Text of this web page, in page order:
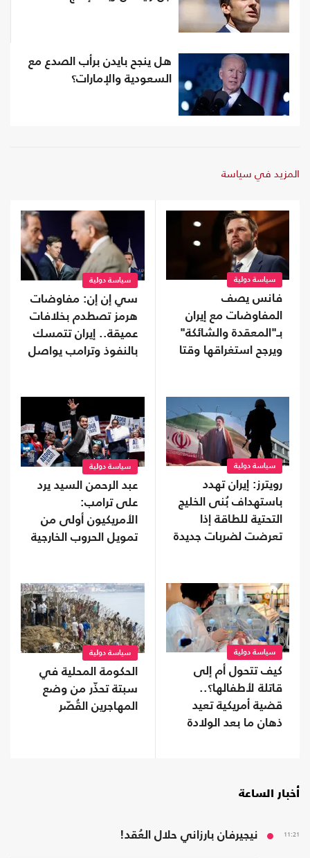
هل ينجح بايدن برأب الصدع مع
السعودية والإمارات؟
المزيد في سياسة
سياسة دولية
فانس يصف
المفاوضات مع إيران
بـ"المعقدة والشائكة"
ويرجح استغراقها وقتا
سياسة دولية
سي إن إن: مفاوضات
هرمز تصطدم بخلافات
عميقة.. إيران تتمسك
بالنفوذ وترامب يواصل
سياسة دولية
رويترز: إيران تهدد
باستهداف بُنى الخليج
التحتية للطاقة إذا
تعرضت لضربات جديدة
سياسة دولية
عبد الرحمن السيد يرد
على ترامب:
الأمريكيون أولى من
تمويل الحروب الخارجية
سياسة دولية
كيف تتحول أم إلى
قاتلة لأطفالها؟..
قضية أمريكية تعيد
ذهان ما بعد الولادة
سياسة دولية
الحكومة المحلية في
سبتة تحذّر من وضع
المهاجرين القُصّر
أخبار الساعة
11:21 نيجيرفان بارزاني حلال العُقد!